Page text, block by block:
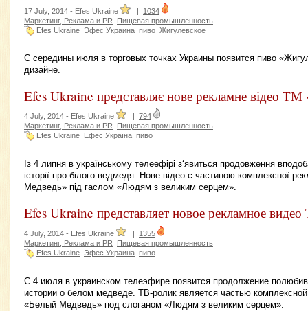
17 July, 2014 - Efes Ukraine | 1034
Маркетинг, Реклама и PR
Пищевая промышленность
Efes Ukraine Эфес Украина пиво Жигулевское
С середины июля в торговых точках Украины появится пиво
дизайне.
Efes Ukraine представляє нове рекламне відео
4 July, 2014 - Efes Ukraine
794
Маркетинг, Реклама и PR
Пищевая промышленность
Efes Ukraine
Ефес Україна пиво
Із 4 липня в українському телеефірі з‘явиться продовження
історії про білого ведмедя. Нове відео є частиною комплексної
Медведь» під гаслом «Людям з великим серцем».
Efes Ukraine представляет новое рекламное
4 July, 2014 - Efes Ukraine | 1355
Маркетинг, Реклама и PR
Пищевая промышленность
Efes Ukraine Эфес Украина пиво
С 4 июля в украинском телеэфире появится продолжение
истории о белом медведе. ТВ-ролик является частью
«Белый Медведь» под слоганом «Людям з великим серцем».